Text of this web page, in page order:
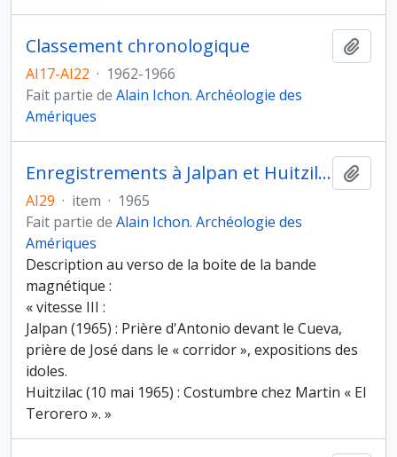
Classement chronologique
AI17-AI22 · 1962-1966
Fait partie de Alain Ichon. Archéologie des
Amériques
Enregistrements à Jalpan et Huitzilac (1965)
AI29 · item · 1965
Fait partie de Alain Ichon. Archéologie des
Amériques
Description au verso de la boite de la bande
magnétique :
« vitesse III :
Jalpan (1965) : Prière d'Antonio devant le Cueva,
prière de José dans le « corridor », expositions des
idoles.
Huitzilac (10 mai 1965) : Costumbre chez Martin « El
Terorero ». »